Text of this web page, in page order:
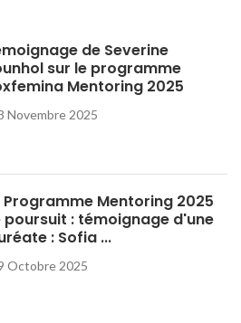
de Severine
sur le programme
Mentoring 2025
Novembre 2025
Programme Mentoring 2025
poursuit : témoignage d'une
: Sofia ...
Octobre 2025